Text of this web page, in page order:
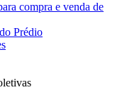
compra e venda de
Prédio